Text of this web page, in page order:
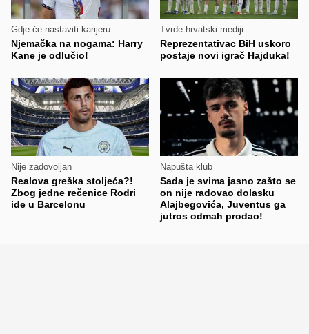
Gdje će nastaviti karijeru
Njemačka na nogama: Harry
Kane je odlučio!
Tvrde hrvatski mediji
Reprezentativac BiH uskoro
postaje novi igrač Hajduka!
Nije zadovoljan
Realova greška stoljeća?!
Zbog jedne rečenice Rodri
ide u Barcelonu
Napušta klub
Sada je svima jasno zašto se
on nije radovao dolasku
Alajbegovića, Juventus ga
jutros odmah prodao!